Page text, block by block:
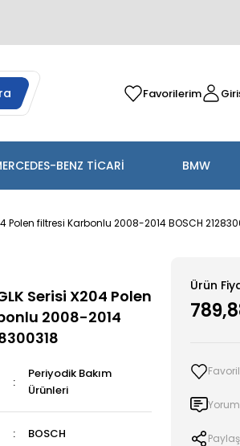
Favorilerim
BENZ TİCARİ BMW
Polen filtresi Karbonlu 2008-2014 BOSCH
Serisi X204 Polen
2008-2014
Periyodik Bakım
Ürünleri
BOSCH
Ürün
Paylaş